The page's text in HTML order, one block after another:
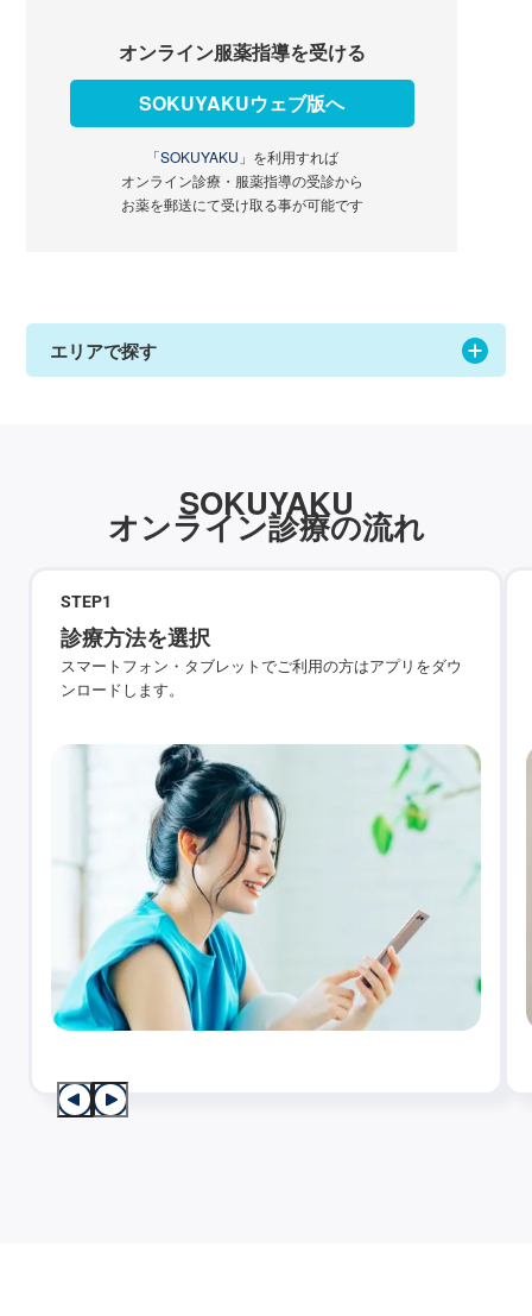
オンライン服薬指導を受ける
SOKUYAKUウェブ版へ
「SOKUYAKU」 を利用すれば
オンライン診療・服薬指導の受診から
お薬を郵送にて受け取る事が可能です
エリアで探す
SOKUYAKU
オンライン診療の流れ
STEP1
診療方法を選択
スマートフォン・タブレットでご利用の方はアプリをダウ
ンロードします。